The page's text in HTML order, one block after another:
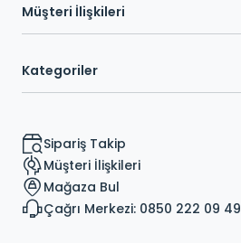
Müşteri İlişkileri
Kategoriler
Sipariş Takip
Müşteri İlişkileri
Mağaza Bul
Çağrı Merkezi: 0850 222 09 49